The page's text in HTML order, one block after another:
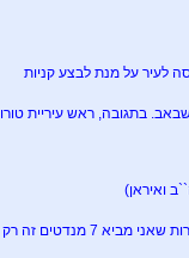
לעיר על מנת לבצע קניות
בתגובה, ראש עיריית
ואיראן)
זליכה בשיחה עם פייגלין וגנץ על ריצה משותפת \; ``אין לי בעיה להיות שני ברשימה